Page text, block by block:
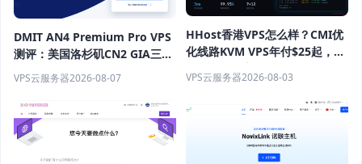
DMIT AN4 Premium Pro VPS
测评：美国洛杉矶CN2 GIA三网
优化线路性能测试
VPS云服务器2026-08-07
HHost香港VPS怎么样？CMI优
化线路KVM VPS年付$25起，
VPS云服务器2026-08-03